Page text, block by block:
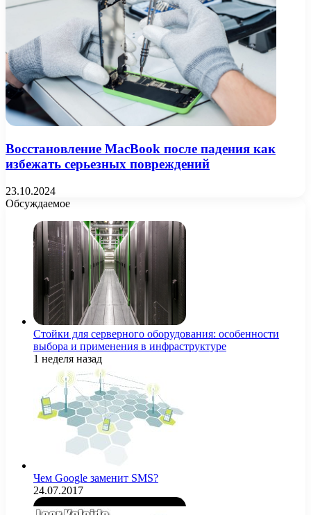
Восстановление MacBook после падения как
избежать серьезных повреждений
23.10.2024
Обсуждаемое
Стойки для серверного оборудования: особенности
выбора и применения в инфраструктуре
1 неделя назад
Чем Google заменит SMS?
24.07.2017